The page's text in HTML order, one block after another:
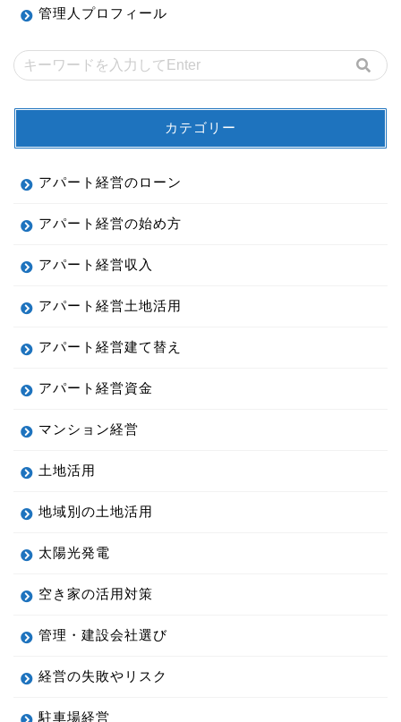
管理人プロフィール
カテゴリー
アパート経営のローン
アパート経営の始め方
アパート経営収入
アパート経営土地活用
アパート経営建て替え
アパート経営資金
マンション経営
土地活用
地域別の土地活用
太陽光発電
空き家の活用対策
管理・建設会社選び
経営の失敗やリスク
駐車場経営